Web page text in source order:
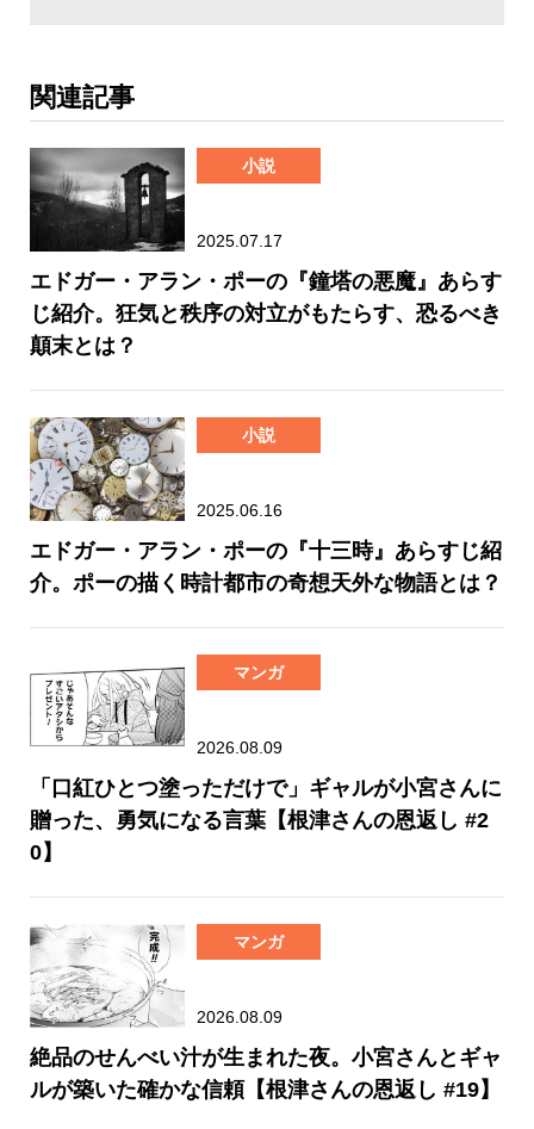
関連記事
小説
2025.07.17
エドガー・アラン・ポーの『鐘塔の悪魔』あらす
じ紹介。狂気と秩序の対立がもたらす、恐るべき
顛末とは？
小説
2025.06.16
エドガー・アラン・ポーの『十三時』あらすじ紹
介。ポーの描く時計都市の奇想天外な物語とは？
マンガ
2026.08.09
「口紅ひとつ塗っただけで」ギャルが小宮さんに
贈った、勇気になる言葉【根津さんの恩返し #2
0】
マンガ
2026.08.09
絶品のせんべい汁が生まれた夜。小宮さんとギャ
ルが築いた確かな信頼【根津さんの恩返し #19】